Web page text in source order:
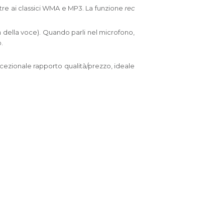
ai classici WMA e MP3. La funzione rec
voce). Quando parli nel microfono,
rapporto qualità/prezzo, ideale